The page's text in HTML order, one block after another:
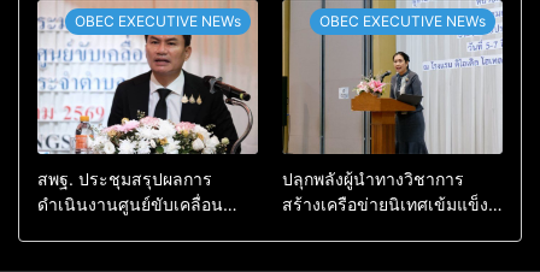
อบรมผู้จะเป็นกรรมการ
สอบสวน (ตามหลักสูตร
ก.ค.ศ.)
สร้างผู้เรียนเต็มศักยภาพ
OBEC EXECUTIVE NEWs
สพฐ. ประชุมสรุปผลการ
ดำเนินงานศูนย์ขับเคลื่อน
OBEC EXECUTIVE NEWs
ปลุกพลังผู้นำทางวิชาการ
สร้างเครือข่ายนิเทศเข้มแข็ง